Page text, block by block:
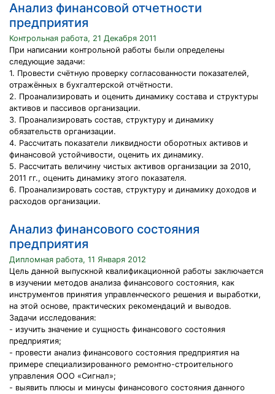
Анализ финансовой отчетности
предприятия
Контрольная работа, 21 Декабря 2011
При написании контрольной работы были определены
следующие задачи:
1. Провести счётную проверку согласованности показателей,
отражённых в бухгалтерской отчётности.
2. Проанализировать и оценить динамику состава и структуры
активов и пассивов организации.
3. Проанализировать состав, структуру и динамику
обязательств организации.
4. Рассчитать показатели ликвидности оборотных активов и
финансовой устойчивости, оценить их динамику.
5. Рассчитать величину чистых активов организации за 2010,
2011 гг., оценить динамику этого показателя.
6. Проанализировать состав, структуру и динамику доходов и
расходов организации.
Анализ финансового состояния
предприятия
Дипломная работа, 11 Января 2012
Цель данной выпускной квалификационной работы заключается
в изучении методов анализа финансового состояния, как
инструментов принятия управленческого решения и выработки,
на этой основе, практических рекомендаций и выводов.
Задачи исследования:
- изучить значение и сущность финансового состояния
предприятия;
- провести анализ финансового состояния предприятия на
примере специализированного ремонтно-строительного
управления ООО «Сигнал»;
- выявить плюсы и минусы финансового состояния данного